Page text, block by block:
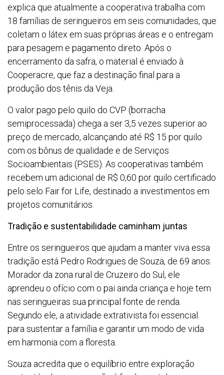
explica que atualmente a cooperativa trabalha com
18 famílias de seringueiros em seis comunidades, que
coletam o látex em suas próprias áreas e o entregam
para pesagem e pagamento direto. Após o
encerramento da safra, o material é enviado à
Cooperacre, que faz a destinação final para a
produção dos tênis da Veja.
O valor pago pelo quilo do CVP (borracha
semiprocessada) chega a ser 3,5 vezes superior ao
preço de mercado, alcançando até R$ 15 por quilo
com os bônus de qualidade e de Serviços
Socioambientais (PSES). As cooperativas também
recebem um adicional de R$ 0,60 por quilo certificado
pelo selo Fair for Life, destinado a investimentos em
projetos comunitários.
Tradição e sustentabilidade caminham juntas
Entre os seringueiros que ajudam a manter viva essa
tradição está Pedro Rodrigues de Souza, de 69 anos.
Morador da zona rural de Cruzeiro do Sul, ele
aprendeu o ofício com o pai ainda criança e hoje tem
nas seringueiras sua principal fonte de renda.
Segundo ele, a atividade extrativista foi essencial
para sustentar a família e garantir um modo de vida
em harmonia com a floresta.
Souza acredita que o equilíbrio entre exploração